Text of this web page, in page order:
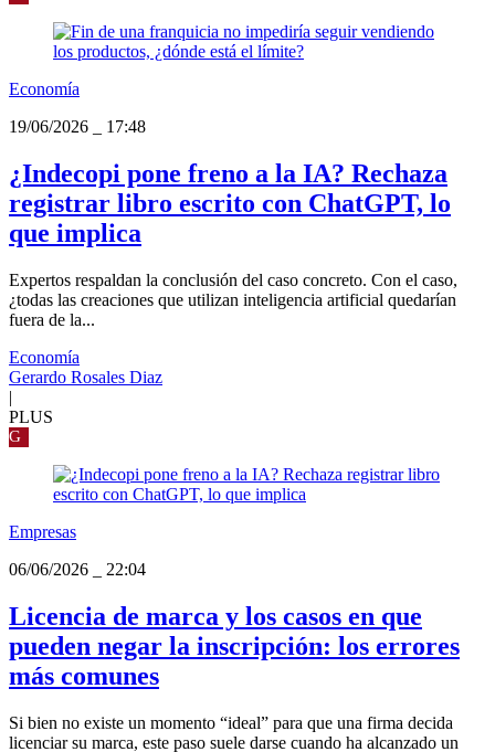
Economía
19/06/2026
17:48
¿Indecopi pone freno a la IA? Rechaza
registrar libro escrito con ChatGPT, lo
que implica
Expertos respaldan la conclusión del caso concreto. Con el caso,
¿todas las creaciones que utilizan inteligencia artificial quedarían
fuera de la...
Economía
Gerardo Rosales Diaz
|
PLUS
G
Empresas
06/06/2026
22:04
Licencia de marca y los casos en que
pueden negar la inscripción: los errores
más comunes
Si bien no existe un momento “ideal” para que una firma decida
licenciar su marca, este paso suele darse cuando ha alcanzado un